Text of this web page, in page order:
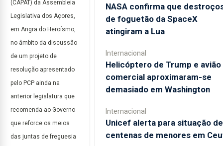
(CAPAT) da Assembleia
Legislativa dos Açores,
em Angra do Heroísmo,
no âmbito da discussão
de um projeto de
resolução apresentado
pelo PCP ainda na
anterior legislatura que
recomenda ao Governo
que reforce os meios
das juntas de freguesia
NASA confirma que
de foguetão da SpaceX
atingiram a Lua
Internacional
Helicóptero de Trump e avião
comercial aproximaram-se
demasiado em Washington
Internacional
Unicef alerta para situação de
centenas de menores em